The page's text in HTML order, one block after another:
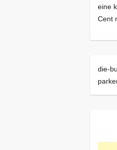
eine
Cent
die-